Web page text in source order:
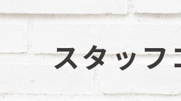
スタッフ